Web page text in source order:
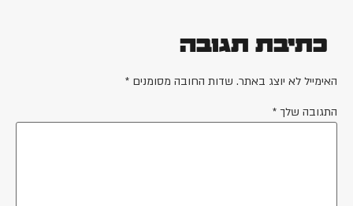
כתיבת תגובה
האימייל לא יוצג באתר. שדות החובה מסומנים *
התגובה שלך *